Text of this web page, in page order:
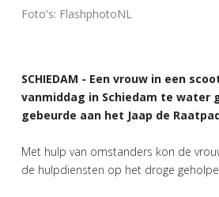
Foto's: FlashphotoNL
SCHIEDAM - Een vrouw in een
vanmiddag in Schiedam te water
gebeurde aan het Jaap de
Met hulp van omstanders kon de
de hulpdiensten op het droge